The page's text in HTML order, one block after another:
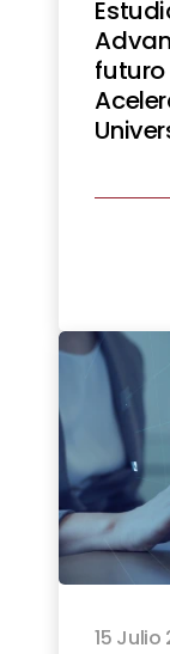
futuro
15 Julio